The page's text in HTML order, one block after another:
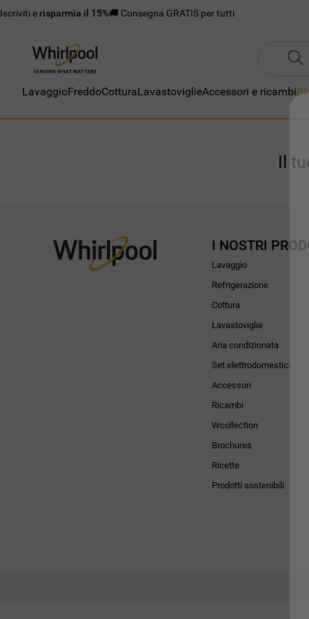
Iscriviti e risparmia il 15%🚚 Consegna GRATIS per tutti
LavaggioFreddoCotturaLavastoviglieAccessori e ricambi
Il
I NOSTRI
Lavaggio
Refrigerazione
Cottura
Lavastoviglie
Aria condizionata
Set elettrodomestici
Accessori
Ricambi
Wcollection
Brochures
Ricette
Prodotti sostenibili